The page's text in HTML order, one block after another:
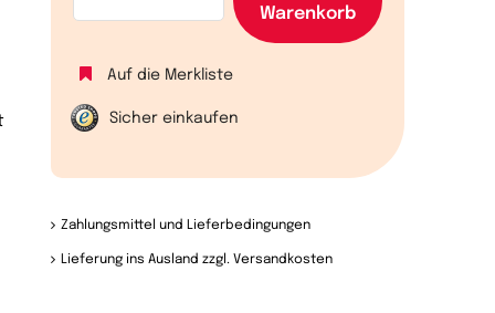
Warenkorb
Auf die Merkliste
Sicher einkaufen
Zahlungsmittel und Lieferbedingungen
Lieferung ins Ausland zzgl. Versandkosten